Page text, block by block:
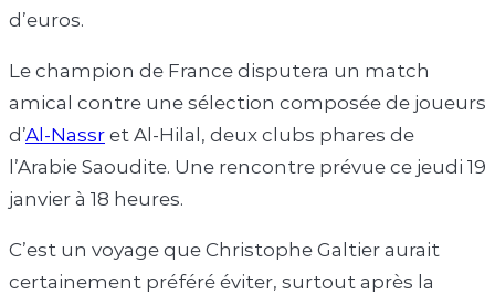
d’euros.
Le champion de France disputera un match
amical contre une sélection composée de joueurs
d’Al-Nassr et Al-Hilal, deux clubs phares de
l’Arabie Saoudite. Une rencontre prévue ce jeudi 19
janvier à 18 heures.
C’est un voyage que Christophe Galtier aurait
certainement préféré éviter, surtout après la